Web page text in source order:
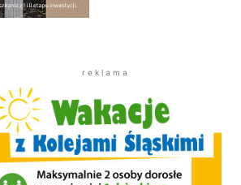
r e k l a m a